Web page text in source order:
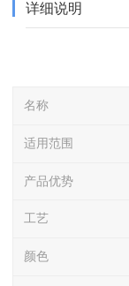
详细说明
名称
适用范围
产品优势
工艺
颜色